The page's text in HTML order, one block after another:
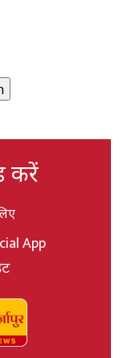
करें
App